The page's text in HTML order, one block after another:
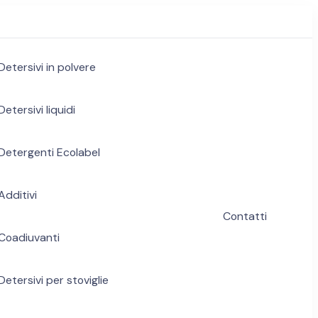
in polvere
liquidi
Ecolabel
per stoviglie
Contatti